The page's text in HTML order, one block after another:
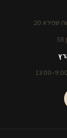
שפירא 20